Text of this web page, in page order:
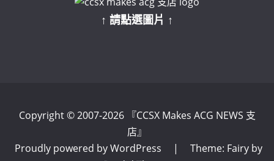
↑ 請點選圖片 ↑
Copyright © 2007-2026 『CCSX Makes ACG NEWS 支
店』
Proudly powered by WordPress
|
Theme: Fairy by